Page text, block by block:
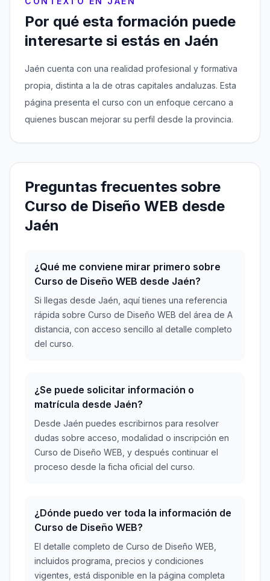
Por qué esta formación puede
interesarte si estás en Jaén
Jaén cuenta con una realidad profesional y formativa
propia, distinta a la de otras capitales andaluzas. Esta
página presenta el curso con un enfoque cercano a
quienes buscan mejorar su perfil desde la provincia.
Preguntas frecuentes sobre
Curso de Diseño WEB desde
Jaén
¿Qué me conviene mirar primero sobre
Curso de Diseño WEB desde Jaén?
Si llegas desde Jaén, aquí tienes una referencia
rápida sobre Curso de Diseño WEB del área de A
distancia, con acceso sencillo al detalle completo
del curso.
¿Se puede solicitar información o
matrícula desde Jaén?
Desde Jaén puedes escribirnos para resolver
dudas sobre acceso, modalidad o inscripción en
Curso de Diseño WEB, y después continuar el
proceso desde la ficha oficial del curso.
¿Dónde puedo ver toda la información de
Curso de Diseño WEB?
El detalle completo de Curso de Diseño WEB,
incluidos programa, precios y condiciones
vigentes, está disponible en la página completa